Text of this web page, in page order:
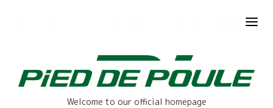
Welcome to our official homepage